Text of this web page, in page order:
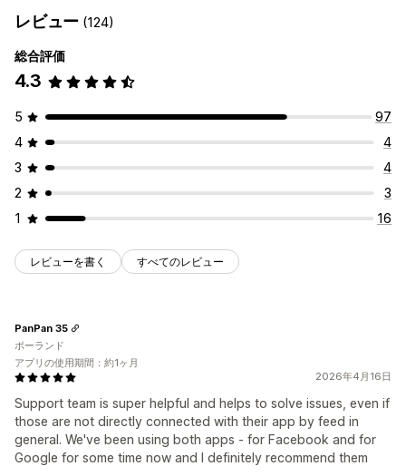
レビュー (124)
総合評価
4.3
5
97
4
4
3
4
2
3
1
16
レビューを書く すべてのレビュー
2026年4月16日
Support team is super helpful and helps to solve issues, even if
those are not directly connected with their app by feed in
general. We've been using both apps - for Facebook and for
Google for some time now and I definitely recommend them
PanPan 35
ポーランド
アプリの使用期間：約1ヶ月